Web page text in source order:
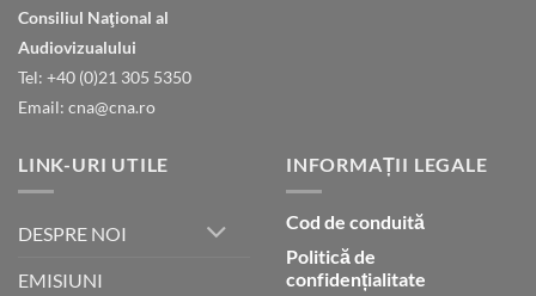
Consiliul Naţional al
Audiovizualului
Tel: +40 (0)21 305 5350
Email: cna@cna.ro
LINK-URI UTILE
DESPRE NOI
EMISIUNI
INFORMAȚII LEGALE
Cod de conduită
Politică de
confidențialitate